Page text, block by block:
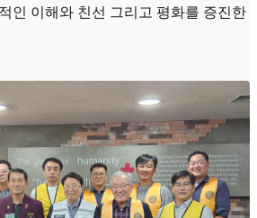
인 이해와 친선 그리고 평화를 증진한